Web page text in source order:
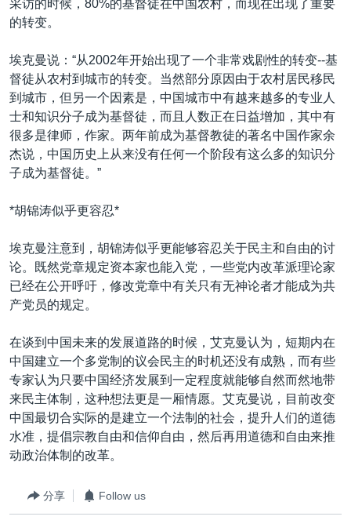
采访的时候，80%的基督徒在中国农村，而现在出现了重要
的转变。
埃克曼说：“从2002年开始出现了一个非常戏剧性的转变--基
督徒从农村到城市的转变。当然部分原因由于农村居民移民
到城市，但另一个因素是，中国城市中有越来越多的专业人
士和知识分子成为基督徒，而且人数正在日益增加，其中有
很多是律师，作家。两年前成为基督教徒的著名中国作家余
杰说，中国历史上从来没有任何一个阶段有这么多的知识分
子成为基督徒。”
*胡锦涛似乎更容忍*
埃克曼注意到，胡锦涛似乎更能够容忍关于民主和自由的讨
论。既然党章规定资本家也能入党，一些党内改革派理论家
已经在公开呼吁，修改党章中有关只有无神论者才能成为共
产党员的规定。
在谈到中国未来的发展道路的时候，艾克曼认为，短期内在
中国建立一个多党制的议会民主的时机还没有成熟，而有些
专家认为只要中国经济发展到一定程度就能够自然而然地带
来民主体制，这种想法更是一厢情愿。艾克曼说，目前改变
中国最切合实际的是建立一个法制的社会，提升人们的道德
水准，提倡宗教自由和信仰自由，然后再用道德和自由来推
动政治体制的改革。
分享 Follow us